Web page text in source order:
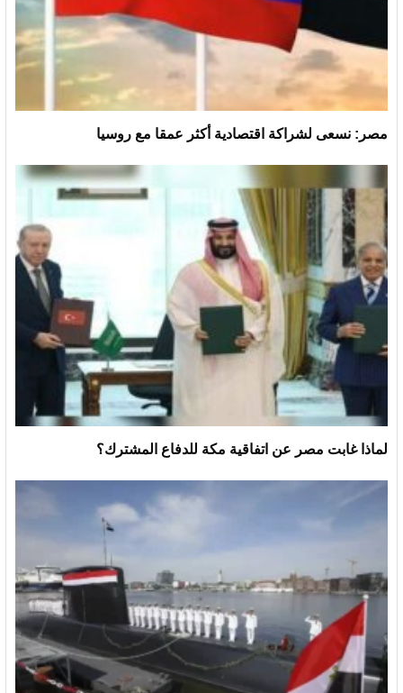
مصر: نسعى لشراكة اقتصادية أكثر عمقا مع روسيا
لماذا غابت مصر عن اتفاقية مكة للدفاع المشترك؟